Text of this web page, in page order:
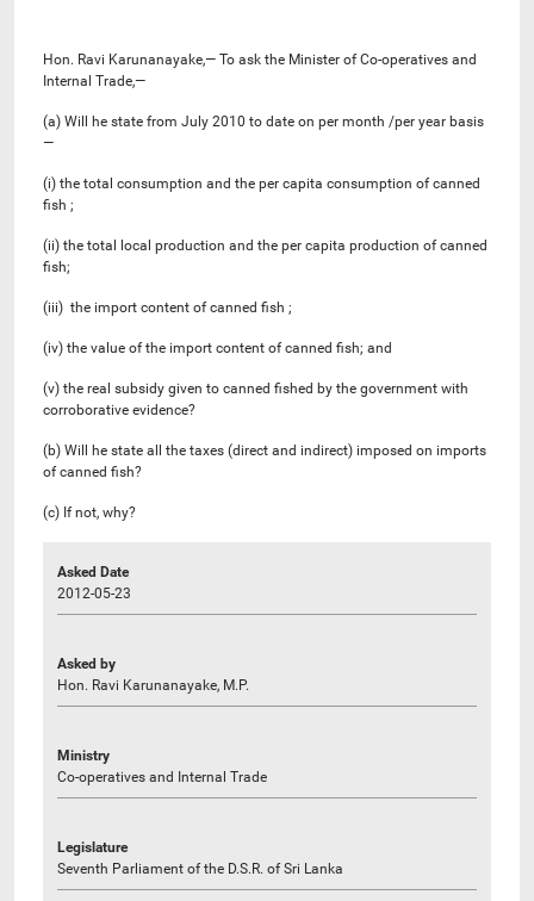
Hon. Ravi Karunanayake,— To ask the Minister of Co-operatives and
Internal Trade,—
(a) Will he state from July 2010 to date on per month /per year basis
—
(i) the total consumption and the per capita consumption of canned
fish ;
(ii) the total local production and the per capita production of canned
fish;
(iii) the import content of canned fish ;
(iv) the value of the import content of canned fish; and
(v) the real subsidy given to canned fished by the government with
corroborative evidence?
(b) Will he state all the taxes (direct and indirect) imposed on imports
of canned fish?
(c) If not, why?
Asked Date
2012-05-23
Asked by
Hon. Ravi Karunanayake, M.P.
Ministry
Co-operatives and Internal Trade
Legislature
Seventh Parliament of the D.S.R. of Sri Lanka